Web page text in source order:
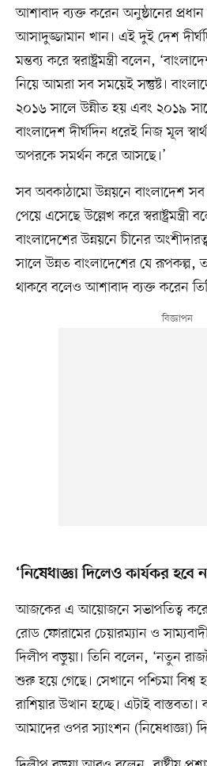
আশাবাদ ব্যক্ত করেন অনুষ্ঠানের প্রধান
আসাদুজ্জামান খান। এই দুই দেশ
মন্তব্য করে স্বরাষ্ট্রমন্ত্রী বলেন,
নিয়ে আমরা সব সময়েই সন্তুষ্ট।
২০১৬ সালে উন্নীত হয় এবং ২০১৯
বাংলাদেশ দীর্ঘদিন ধরেই নিজ মূল
অপরকে সমর্থন করে আসছে।’
সব অবকাঠামো উন্নয়নে বাংলাদেশ
পেয়ে এসেছে উল্লেখ করে
বাংলাদেশের উন্নয়নে চীনের
সালে উন্নত বাংলাদেশের যে রূপকল্প,
থাকবে বলেও আশাবাদ ব্যক্ত করেন
‘নিষেধাজ্ঞা দিলেও কার্যকর হবে
আজকের এ আয়োজনে সভাপতিত্ব করেন
রোড ফোরামের চেয়ারম্যান ও
দিলীপ বড়ুয়া। তিনি বলেন, ‘নতুন
শুরু হয়ে গেছে। সেখানে পশ্চিমা বিশ্ব
রাশিয়ার উত্থান হচ্ছে। এটাই বাস্তবতা।
আমাদের ওপর স্যাংশন (নিষেধাজ্ঞা)